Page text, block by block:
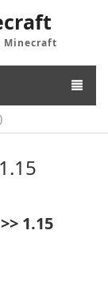
Minecraft
1.15